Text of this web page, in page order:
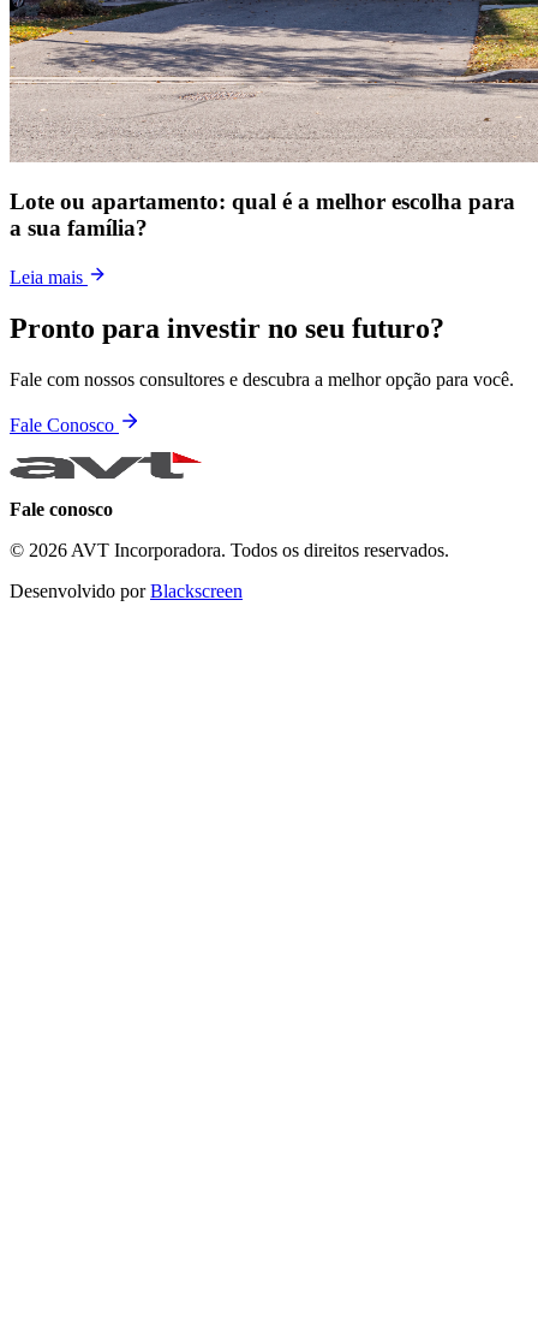
Lote ou apartamento: qual é a melhor escolha para
a sua família?
Leia mais
Pronto para investir no seu futuro?
Fale com nossos consultores e descubra a melhor opção para você.
Fale Conosco
Fale conosco
© 2026 AVT Incorporadora. Todos os direitos reservados.
Desenvolvido porBlackscreen